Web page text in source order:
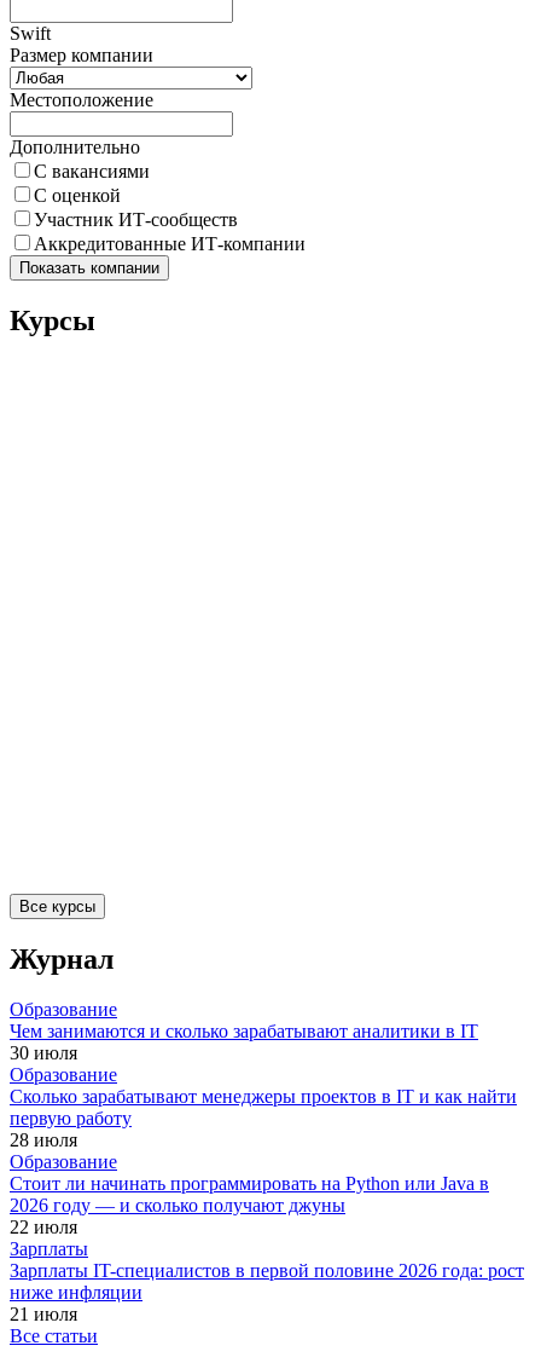
Swift
Размер компании
Местоположение
Дополнительно
С вакансиями
С оценкой
Участник ИТ-сообществ
Аккредитованные ИТ-компании
Показать компании
Курсы
Все курсы
Журнал
Образование
Чем занимаются и сколько зарабатывают аналитики в IT
30 июля
Образование
Сколько зарабатывают менеджеры проектов в IT и как найти
первую работу
28 июля
Образование
Стоит ли начинать программировать на Python или Java в
2026 году — и сколько получают джуны
22 июля
Зарплаты
Зарплаты IT-специалистов в первой половине 2026 года: рост
ниже инфляции
21 июля
Все статьи